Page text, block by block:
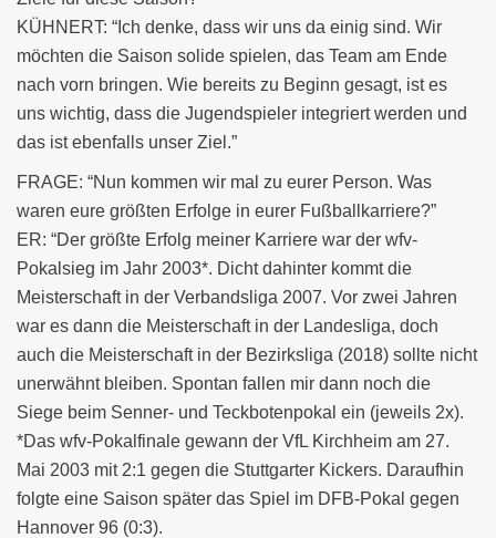
KÜHNERT: “Ich denke, dass wir uns da einig sind. Wir
möchten die Saison solide spielen, das Team am Ende
nach vorn bringen. Wie bereits zu Beginn gesagt, ist es
uns wichtig, dass die Jugendspieler integriert werden und
das ist ebenfalls unser Ziel.”
FRAGE: “Nun kommen wir mal zu eurer Person. Was
waren eure größten Erfolge in eurer Fußballkarriere?”
ER: “Der größte Erfolg meiner Karriere war der wfv-
Pokalsieg im Jahr 2003*. Dicht dahinter kommt die
Meisterschaft in der Verbandsliga 2007. Vor zwei Jahren
war es dann die Meisterschaft in der Landesliga, doch
auch die Meisterschaft in der Bezirksliga (2018) sollte nicht
unerwähnt bleiben. Spontan fallen mir dann noch die
Siege beim Senner- und Teckbotenpokal ein (jeweils 2x).
*Das wfv-Pokalfinale gewann der VfL Kirchheim am 27.
Mai 2003 mit 2:1 gegen die Stuttgarter Kickers. Daraufhin
folgte eine Saison später das Spiel im DFB-Pokal gegen
Hannover 96 (0:3).